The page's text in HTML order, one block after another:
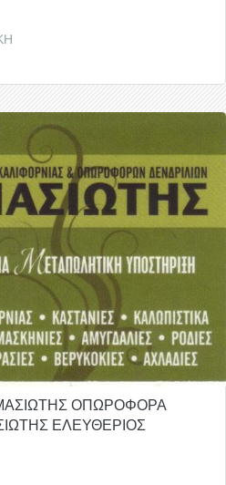
ΟΠΩΡΟΦΟΡΑ
ΕΛΕΥΘΕΡΙΟΣ